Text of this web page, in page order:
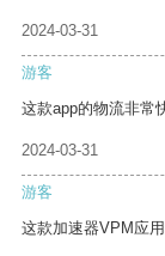
2024-03-31
游客
这款app的物流非常
2024-03-31
游客
这款加速器VPM应